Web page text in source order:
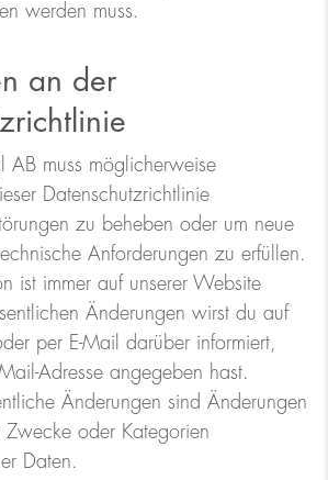
werden muss.
an der
AB muss möglicherweise
Datenschutzrichtlinie
zu beheben oder um neue
Anforderungen zu erfüllen.
ist immer auf unserer Website
Änderungen wirst du auf
per E-Mail darüber informiert,
Adresse angegeben hast.
Änderungen sind Änderungen
oder Kategorien
Daten.